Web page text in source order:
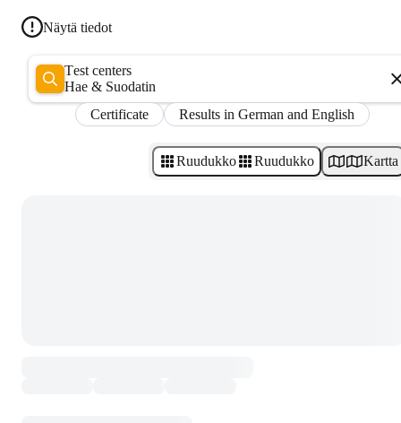
Näytä tiedot
Test centers
Hae & Suodatin
Certificate
Results in German and English
Ruudukko Ruudukko Kartta